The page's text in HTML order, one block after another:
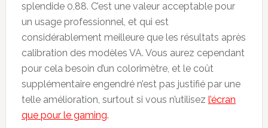
splendide 0,88. C’est une valeur acceptable pour
un usage professionnel, et qui est
considérablement meilleure que les résultats après
calibration des modèles VA. Vous aurez cependant
pour cela besoin d’un colorimètre, et le coût
supplémentaire engendré n’est pas justifié par une
telle amélioration, surtout si vous n’utilisez l’écran
que pour le gaming.